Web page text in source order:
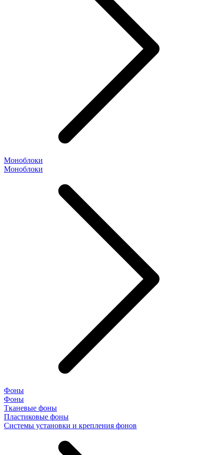
Моноблоки
Моноблоки
Фоны
Фоны
Тканевые фоны
Пластиковые фоны
Системы установки и крепления фонов